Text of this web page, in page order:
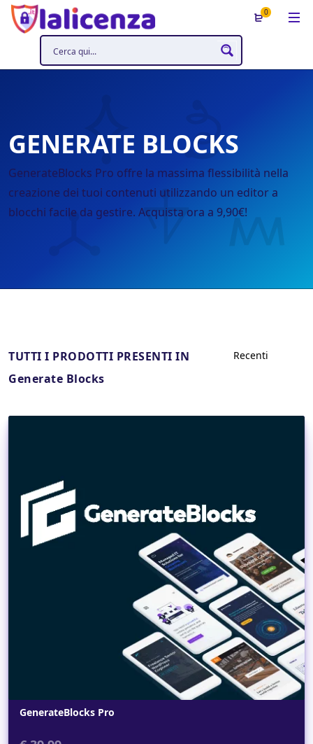
0
GENERATE BLOCKS
GenerateBlocks Pro offre la massima flessibilità nella
creazione dei tuoi contenuti utilizzando un editor a
blocchi facile da gestire. Acquista ora a 9,90€!
TUTTI I PRODOTTI PRESENTI IN
Generate Blocks
Dettagli
GenerateBlocks Pro